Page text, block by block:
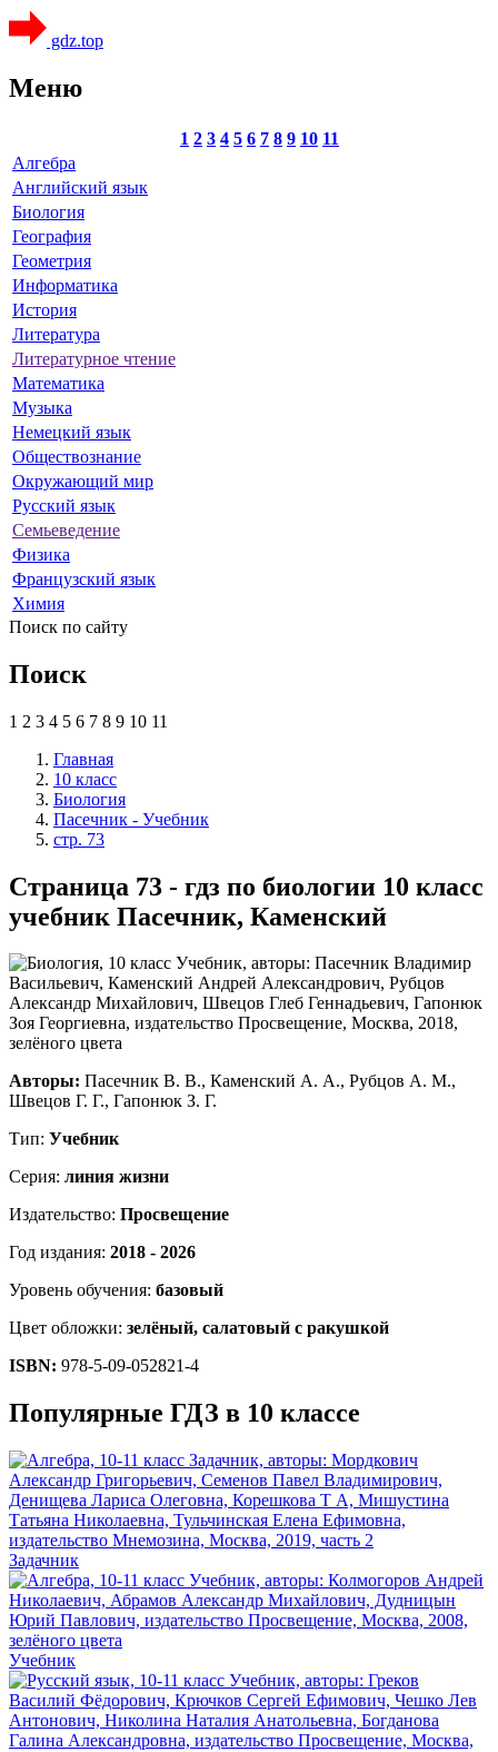
gdz.top
Меню
1 2 3 4 5 6 7 8 9 10 11
Алгебра
Английский язык
Биология
География
Геометрия
Информатика
История
Литература
Литературное чтение
Математика
Музыка
Немецкий язык
Обществознание
Окружающий мир
Русский язык
Семьеведение
Физика
Французский язык
Химия
Поиск по сайту
Поиск
1 2 3 4 5 6 7 8 9 10 11
Главная
10 класс
Биология
Пасечник - Учебник
стр. 73
Страница 73 - гдз по биологии 10 класс
учебник Пасечник, Каменский
Авторы: Пасечник В. В., Каменский А. А., Рубцов А. М.,
Швецов Г. Г., Гапонюк З. Г.
Тип: Учебник
Серия: линия жизни
Издательство: Просвещение
Год издания: 2018 - 2026
Уровень обучения: базовый
Цвет обложки: зелёный, салатовый с ракушкой
ISBN: 978-5-09-052821-4
Популярные ГДЗ в 10 классе
Задачник
Учебник